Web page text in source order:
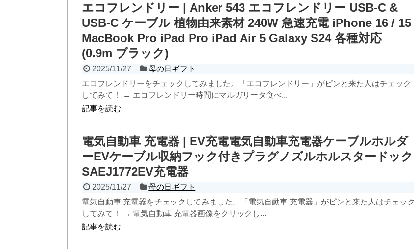
エコフレンドリー | Anker 543 エコフレンドリー USB-C &
USB-C ケーブル 植物由来素材 240W 急速充電 iPhone 16 / 15
MacBook Pro iPad Pro iPad Air 5 Galaxy S24 各種対応
(0.9m ブラック)
2025/11/27
母の日ギフト
エコフレンドリーをチェックしてみました。「エコフレンドリー」がピンと来た人はチェック
してみて！ → エコフレンドリー時間にマルガリータ食べ...
記事を読む
電気自動車 充電器 | EV充電電気自動車充電器ケーブルホルダ
ーEVケーブル収納フック付きプラグノズルホルスタードック
SAEJ1772EV充電器
2025/11/27
母の日ギフト
電気自動車 充電器をチェックしてみました。「電気自動車 充電器」がピンと来た人はチェック
してみて！ → 電気自動車 充電器画像をクリックし...
記事を読む